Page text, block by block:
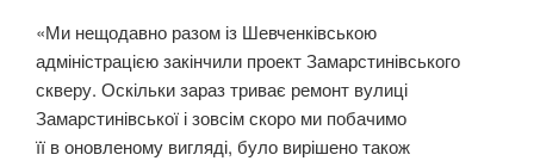
«Ми нещодавно разом із Шевченківською
адміністрацією закінчили проект Замарстинівського
скверу. Оскільки зараз триває ремонт вулиці
Замарстинівської і зовсім скоро ми побачимо
її в оновленому вигляді, було вирішено також